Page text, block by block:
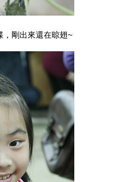
，剛出來還在晾翅~